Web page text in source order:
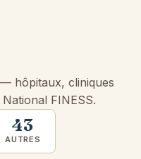
hôpitaux, cliniques
FINESS.
43
AUTRES